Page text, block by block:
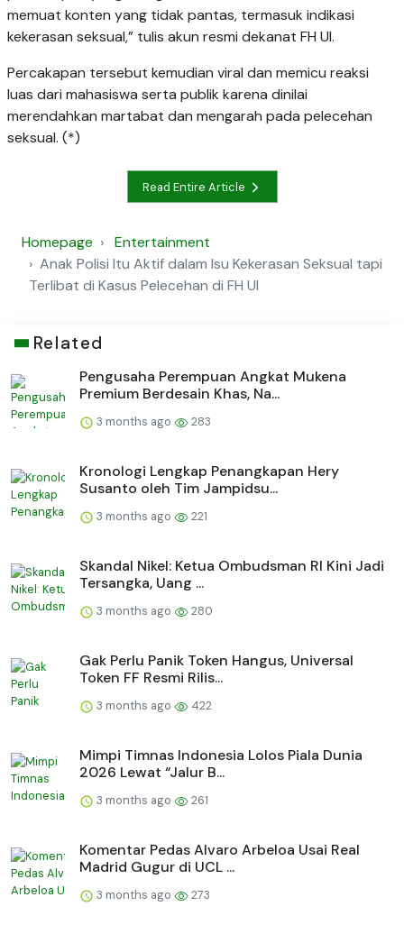
memuat konten yang tidak pantas, termasuk indikasi
kekerasan seksual,” tulis akun resmi dekanat FH UI.
Percakapan tersebut kemudian viral dan memicu reaksi
luas dari mahasiswa serta publik karena dinilai
merendahkan martabat dan mengarah pada pelecehan
seksual. (*)
Read Entire Article
Homepage
Entertainment
Anak Polisi Itu Aktif dalam Isu Kekerasan Seksual tapi
Terlibat di Kasus Pelecehan di FH UI
Related
Pengusaha Perempuan Angkat Mukena
Premium Berdesain Khas, Na...
3 months ago 283
Kronologi Lengkap Penangkapan Hery
Susanto oleh Tim Jampidsu...
3 months ago 221
Skandal Nikel: Ketua Ombudsman RI Kini Jadi
Tersangka, Uang ...
3 months ago 280
Gak Perlu Panik Token Hangus, Universal
Token FF Resmi Rilis...
3 months ago 422
Mimpi Timnas Indonesia Lolos Piala Dunia
2026 Lewat “Jalur B...
3 months ago 261
Komentar Pedas Alvaro Arbeloa Usai Real
Madrid Gugur di UCL ...
3 months ago 273